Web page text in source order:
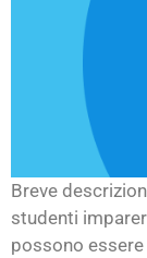
Breve
studenti
possono